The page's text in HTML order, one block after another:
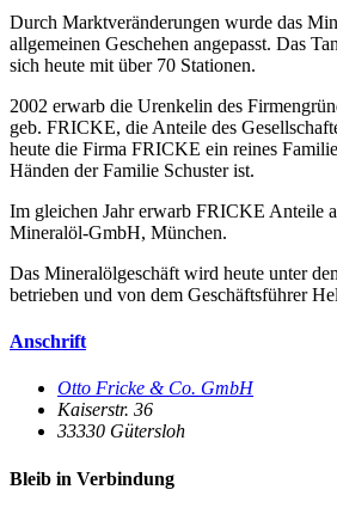
Durch Marktveränderungen wurde das
allgemeinen Geschehen angepasst. Das
sich heute mit über 70 Stationen.
2002 erwarb die Urenkelin des
geb. FRICKE, die Anteile des
heute die Firma FRICKE ein reines
Händen der Familie Schuster ist.
Im gleichen Jahr erwarb FRICKE Anteile
Mineralöl-GmbH, München.
Das Mineralölgeschäft wird heute unter
betrieben und von dem Geschäftsführer
Anschrift
Otto Fricke & Co. GmbH
Kaiserstr. 36
33330 Gütersloh
Bleib in Verbindung